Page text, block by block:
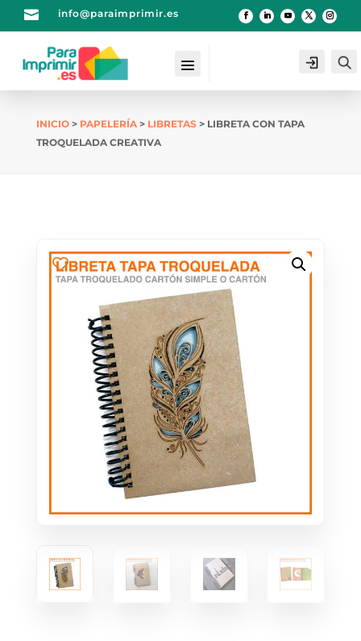
 info@paraimprimir.es
Login
INICIO> PAPELERÍA> LIBRETAS> LIBRETA CON TAPA
TROQUELADA CREATIVA